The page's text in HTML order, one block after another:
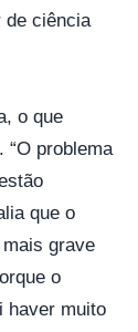
de ciência
o que
“O problema
que o
grave
o
haver muito